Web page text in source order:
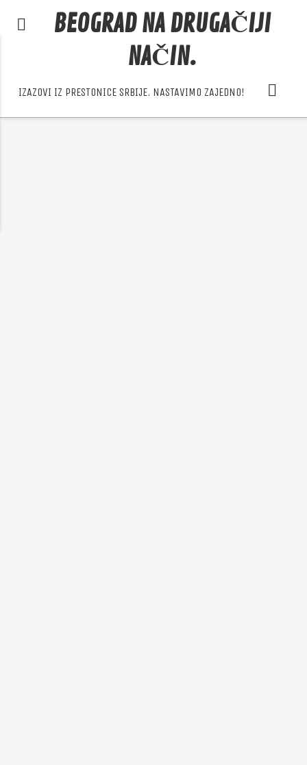
BEOGRAD NA DRUGAČIJI
NAČIN.
IZAZOVI IZ PRESTONICE SRBIJE. NASTAVIMO ZAJEDNO!